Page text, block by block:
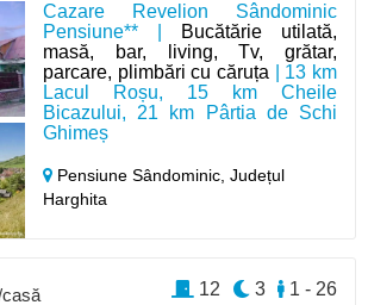
Cazare Revelion Sândominic
Pensiune** |
Bucătărie utilată,
masă, bar, living, Tv, grătar,
parcare, plimbări cu căruța | 13 km
Lacul Roșu, 15 km Cheile
Bicazului, 21 km Pârtia de Schi
Ghimeș
Pensiune Sândominic,Județul
Harghita
1 - 26
3
12